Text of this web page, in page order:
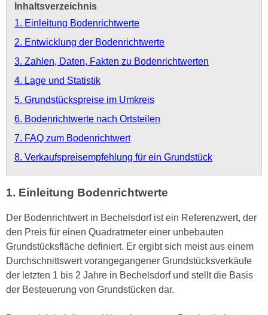
Inhaltsverzeichnis
1. Einleitung Bodenrichtwerte
2. Entwicklung der Bodenrichtwerte
3. Zahlen, Daten, Fakten zu Bodenrichtwerten
4. Lage und Statistik
5. Grundstückspreise im Umkreis
6. Bodenrichtwerte nach Ortsteilen
7. FAQ zum Bodenrichtwert
8. Verkaufspreisempfehlung für ein Grundstück
1. Einleitung Bodenrichtwerte
Der Bodenrichtwert in Bechelsdorf ist ein Referenzwert, der
den Preis für einen Quadratmeter einer unbebauten
Grundstücksfläche definiert. Er ergibt sich meist aus einem
Durchschnittswert vorangegangener Grundstücksverkäufe
der letzten 1 bis 2 Jahre in Bechelsdorf und stellt die Basis
der Besteuerung von Grundstücken dar.